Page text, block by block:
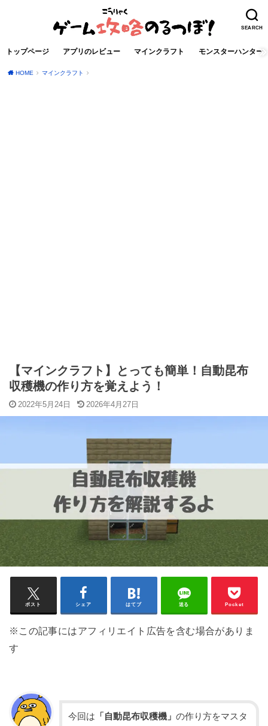
SEARCH
トップページ アプリのレビュー マインクラフト モンスターハンター
HOME マインクラフト
【マインクラフト】とっても簡単！自動昆布
収穫機の作り方を覚えよう！
2022年5月24日 2026年4月27日
ポスト シェア はてブ 送る Pocket
※この記事にはアフィリエイト広告を含む場合がありま
す
今回は 「自動昆布収穫機」 の作り方をマスタ